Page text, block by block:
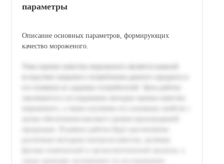
параметры
Описание основных параметров, формирующих
качество мороженого.